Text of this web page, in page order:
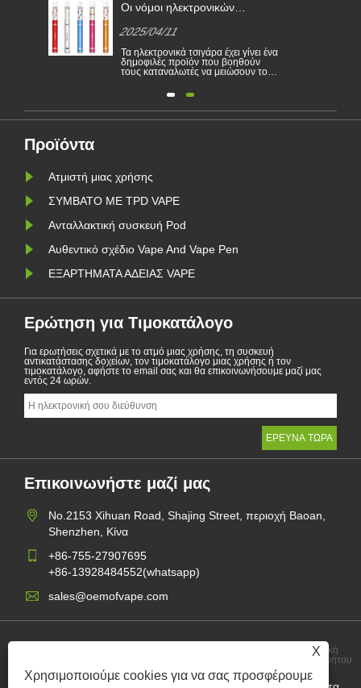
X
Χρησιμοποιούμε cookies για να σας προσφέρουμε
Οι νόμοι ηλεκτρονικών
2025/04/11
Τα ηλεκτρονικά τσιγάρα έχει γίνει ένα
δημοφιλές προϊόν που βοηθούν
τους καταναλωτές να μειώσουν το
κάπνισμα. Αυτό το άρθρο απεικονίζει
ηλεκτρονικών τσιγάρων σύμφωνα με
διαφορετικές χώρες. Επιπλέον,
Προϊόντα
Ατμιστή μιας χρήσης
ΣΥΜΒΑΤΟ ΜΕ TPD VAPE
Ανταλλακτική συσκευή Pod
Αυθεντικό σχέδιο Vape And Vape Pen
ΕΞΑΡΤΗΜΑΤΑ ΑΔΕΙΑΣ VAPE
Ερώτηση για Τιμοκατάλογο
Για ερωτήσεις σχετικά με το ατμό μιας χρήσης, τη συσκευή
αντικατάστασης δοχείων, τον τιμοκατάλογο μιας χρήσης ή τον
τιμοκατάλογο, αφήστε το email σας και θα επικοινωνήσουμε μαζί μας
εντός 24 ωρών.
Επικοινωνήστε μαζί μας
No.2153 Xihuan Road, Shajing Street, περιοχή Baoan,
Shenzhen, Κίνα
+86-755-27907695
+86-13928484552(whatsapp)
sales@oemofvape.com
Πολιτική
Απορρήτου